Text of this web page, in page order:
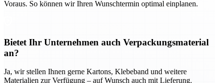
Voraus. So können wir Ihren Wunschtermin optimal einplanen.
Bietet Ihr Unternehmen auch Verpackungsmaterial
an?
Ja, wir stellen Ihnen gerne Kartons, Klebeband und weitere
Materialien zur Verfügung – auf Wunsch auch mit Lieferung.